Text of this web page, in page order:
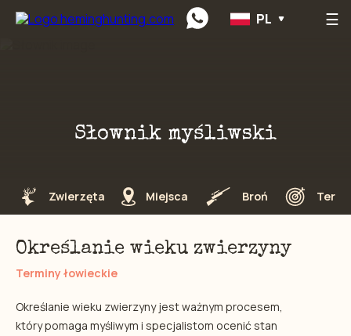
Preskočiť na obsah ☰
PL
Słownik myśliwski
Zwierzęta Miejsca Broń
Określanie wieku zwierzyny
Terminy łowieckie
Określanie wieku zwierzyny jest ważnym procesem,
który pomaga myśliwym i specjalistom ocenić stan